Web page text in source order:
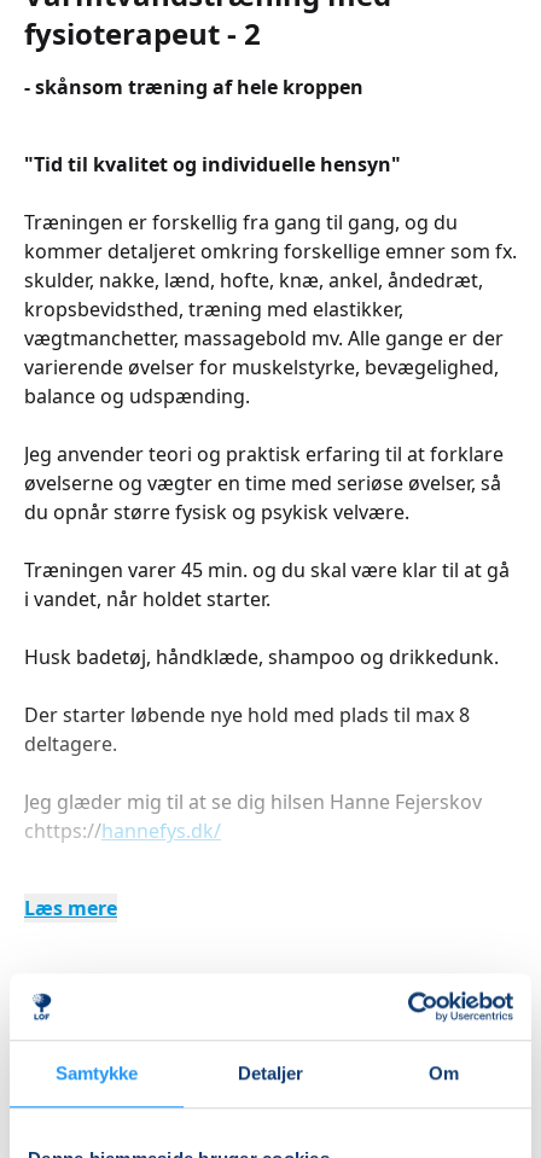
Samtykke Detaljer Om
fysioterapeut - 2
- skånsom træning af hele kroppen
"Tid til kvalitet og individuelle hensyn"
Træningen er forskellig fra gang til gang, og du
kommer detaljeret omkring forskellige emner som fx.
skulder, nakke, lænd, hofte, knæ, ankel, åndedræt,
kropsbevidsthed, træning med elastikker,
vægtmanchetter, massagebold mv. Alle gange er der
varierende øvelser for muskelstyrke, bevægelighed,
balance og udspænding.
Jeg anvender teori og praktisk erfaring til at forklare
øvelserne og vægter en time med seriøse øvelser, så
du opnår større fysisk og psykisk velvære.
Træningen varer 45 min. og du skal være klar til at gå
i vandet, når holdet starter.
Husk badetøj, håndklæde, shampoo og drikkedunk.
Der starter løbende nye hold med plads til max 8
deltagere.
Jeg glæder mig til at se dig hilsen Hanne Fejerskov
chttps://hannefys.dk/
Læs mere